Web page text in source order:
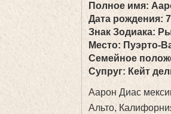
Полное имя:
Дата рождения:
Знак Зодиака:
Место: Пуэрто-
Семейное
Супруг: Кейт
Аарон Диас
Альто,